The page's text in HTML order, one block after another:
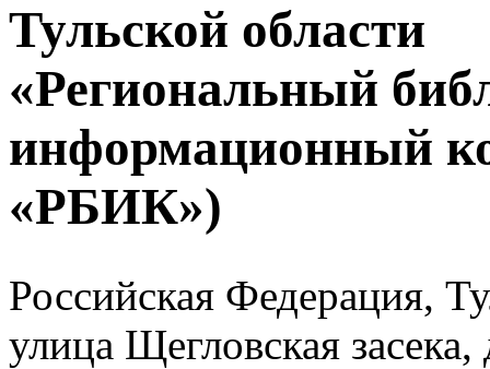
Тульской области
«Региональный
информационный
«РБИК»)
Российская Федерация,
улица Щегловская